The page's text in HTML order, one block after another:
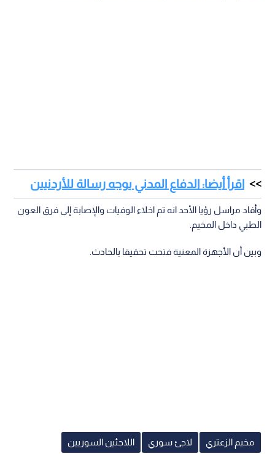
اقرأ أيضا: الدفاع المدني يوجه رسالة للأردنيين
وأفاد مراسل رؤيا الأحد انه تم اخلاء الوفيات والإصابة إلى فرق العون
الطبي داخل المخيم.
وبين أن الأجهزة المعنية فتحت تحقيقا بالحادث.
مخيم الزعتري لاجئ سوري اللاجئين السوريين